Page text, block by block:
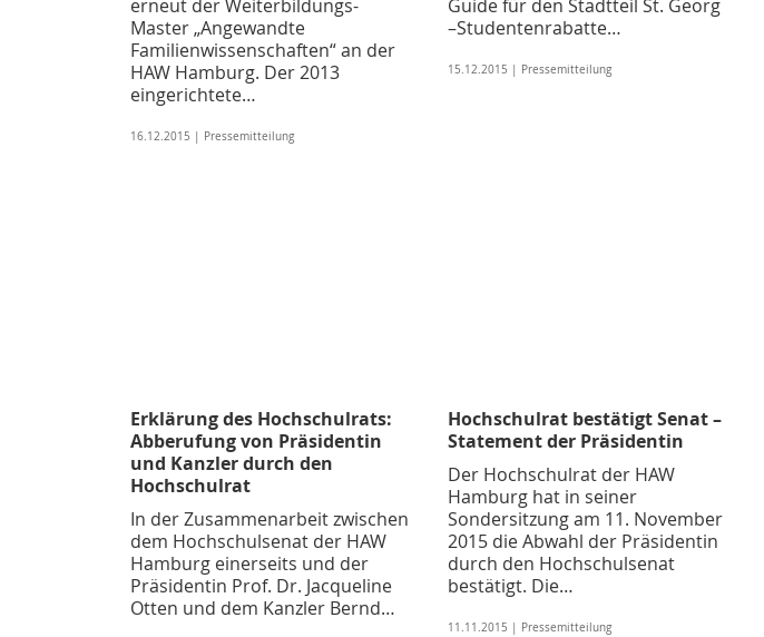
erneut der Weiterbildungs-
Master „Angewandte
Familienwissenschaften“ an der
HAW Hamburg. Der 2013
eingerichtete…
16.12.2015 | Pressemitteilung
Guide für den Stadtteil St. Georg
–Studentenrabatte…
15.12.2015 | Pressemitteilung
Erklärung des Hochschulrats:
Abberufung von Präsidentin
und Kanzler durch den
Hochschulrat
In der Zusammenarbeit zwischen
dem Hochschulsenat der HAW
Hamburg einerseits und der
Präsidentin Prof. Dr. Jacqueline
Otten und dem Kanzler Bernd…
Hochschulrat bestätigt Senat –
Statement der Präsidentin
Der Hochschulrat der HAW
Hamburg hat in seiner
Sondersitzung am 11. November
2015 die Abwahl der Präsidentin
durch den Hochschulsenat
bestätigt. Die…
11.11.2015 | Pressemitteilung